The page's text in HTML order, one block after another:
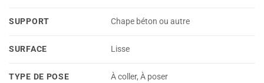
SUPPORT Chape béton ou autre
SURFACE Lisse
TYPE DE POSE À coller, À poser